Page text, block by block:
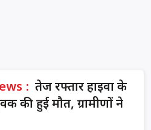
: तेज रफ्तार हाइवा के
हुई मौत, ग्रामीणों ने